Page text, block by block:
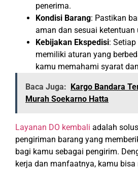
penerima.
Kondisi Barang: Pastikan
aman dan sesuai
Kebijakan Ekspedisi:
memiliki aturan yang
kamu memahami syarat
Baca Juga: Kargo Bandara
Murah Soekarno Hatta
Layanan DO kembali adalah
pengiriman barang yang
bagi kamu sebagai pengirim.
kerja dan manfaatnya, kamu bisa